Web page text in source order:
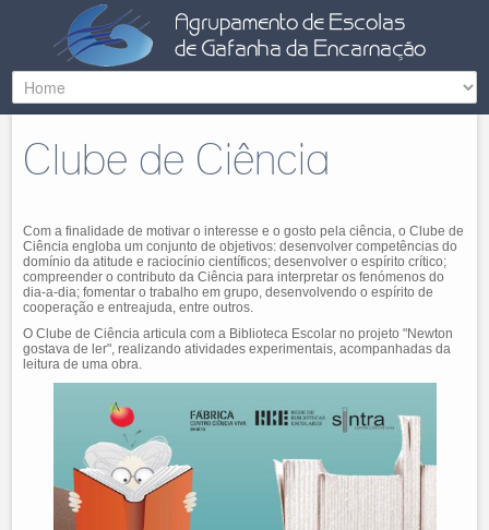
Clube de Ciência
Com a finalidade de motivar o interesse e o gosto pela ciência, o Clube de
Ciência engloba um conjunto de objetivos: desenvolver competências do
domínio da atitude e raciocínio científicos; desenvolver o espírito crítico;
compreender o contributo da Ciência para interpretar os fenómenos do
dia-a-dia; fomentar o trabalho em grupo, desenvolvendo o espírito de
cooperação e entreajuda, entre outros.
O Clube de Ciência articula com a Biblioteca Escolar no projeto "Newton
gostava de ler", realizando atividades experimentais, acompanhadas da
leitura de uma obra.